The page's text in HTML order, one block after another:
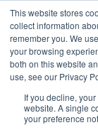
This website stores
collect information
remember you. We
your browsing
both on this website
use, see our Privacy
If you decline,
website. A single
your preference
Vai
contenuto